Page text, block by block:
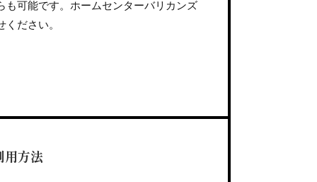
も可能です。ホームセンターバリカンズ
ださい。
用方法